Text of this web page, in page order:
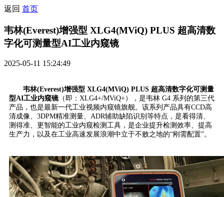
返回 首页
韦林(Everest)增强型 XLG4(MViQ) PLUS 超高清数
字化可测量型AI工业内窥镜
2025-05-11 15:24:49
韦林(Everest)增强型 XLG4(MViQ) PLUS 超高清数字化可测量
型AI工业内窥镜 （即：XLG4+/MViQ+），是韦林 G4 系列的第三代
产品，也是最新一代工业视频内窥镜旗舰。该系列产品具有CCD高
清成像、3DPM精准测量、ADR辅助缺陷识别等特点，是看得清、
测得准、更智能的工业内窥检测工具，是企业提升检测效率、提高
生产力，以及在工业高速发展浪潮中立于不败之地的“刚需配置”。